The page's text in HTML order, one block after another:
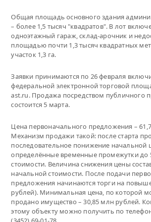
Общая площадь основного здания
– более 1,5 тысяч "квадратов". В лот
одноэтажный гараж, склад-арочник и
площадью почти 1,3 тысяч квадратных
участок 1,3 га.
Заявки принимаются по 26 февраля
федеральной электронной торговой
ast.ru. Продажа посредством публичного
состоится 5 марта.
Цена первоначального предложения –
Механизм продажи такой: после старта
последовательное понижение начальной
определённые временные промежутки до
стоимости. Величина снижения цены
начальной стоимости. После подачи
предложения начинаются торги на
рублей). Минимальная цена, по которой
продано имущество – 30,85 млн рублей.
этому объекту можно получить по